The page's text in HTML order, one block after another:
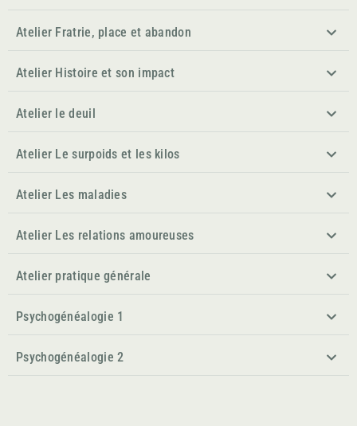
Atelier Fratrie, place et abandon
Atelier Histoire et son impact
Atelier le deuil
Atelier Le surpoids et les kilos
Atelier Les maladies
Atelier Les relations amoureuses
Atelier pratique générale
Psychogénéalogie 1
Psychogénéalogie 2